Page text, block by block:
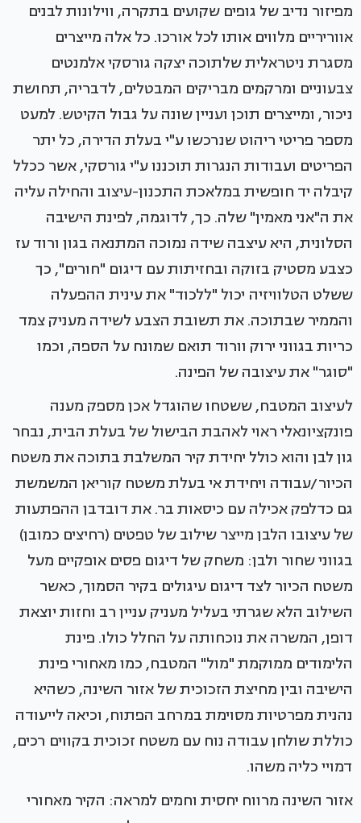
מפיזור נדיב של גופים שקועים בתקרה, ווילונות לבנים
אווריריים מלווים אותו לכל אורכו. כל אלה מייצרים
מסגרת ניטראלית שלתוכה יצקה גורסקי אלמנטים
צבעוניים ומרקמים מבריקים המבטלים, לדבריה, תחושת
ניכור, ומייצרים תוכן ועניין שונה על גבול הקיטש. למעט
מספר פריטי ריהוט שנרכשו ע"י בעלת הדירה, כל יתר
הפריטים ועבודות הנגרות תוכננו ע"י גורסקי, אשר ככלל
קיבלה יד חופשית במלאכת התכנון-עיצוב והחילה עליה
את ה"אני מאמין" שלה. כך, לדוגמה, לפינת הישיבה
הסלונית, היא עיצבה שידה נמוכה המתנאה בגון ורוד עז
כצבע מסטיק בזוקה ובחזיתות עם דיגום "חורים", כך
ששלט הטלוויזיה יכול "ללכוד" את עינית ההפעלה
והממיר שבתוכה. את תשובת הצבע לשידה מעניק צמד
כריות בגווני ירוק וורוד תואם שמונח על הספה, וכמו
"סוגר" את עיצובה של הפינה.
לעיצוב המטבח, ששטחו שהוגדל אכן מספק מענה
פונקציונאלי ראוי לאהבת הבישול של בעלת הבית, נבחר
גון לבן והוא כולל יחידת קיר המשלבת בתוכה את משטח
הכיור/עבודה ויחידת אי בעלת משטח קוריאן המשמשת
גם כדלפק אכילה עם כיסאות בר. את דובדבן ההפתעות
של עיצובו הלבן מייצר שילוב של טפטים (רחיצים כמובן)
בגווני שחור ולבן: משחק של דיגום פסים אופקיים מעל
משטח הכיור לצד דיגום עיגולים בקיר הסמוך, כאשר
השילוב הלא שגרתי בעליל מעניק עניין רב וחזות יוצאת
דופן, המשרה את נוכחותה על החלל כולו. פינת
הלימודים ממוקמת "מול" המטבח, כמו מאחורי פינת
הישיבה ובין מחיצת הזכוכית של אזור השינה, כשהיא
נהנית מפרטיות מסוימת במרחב הפתוח, וכיאה לייעודה
כוללת שולחן עבודה נוח עם משטח זכוכית בקווים רכים,
דמויי כליה משהו.
אזור השינה מרווח יחסית וחמים למראה: הקיר מאחורי